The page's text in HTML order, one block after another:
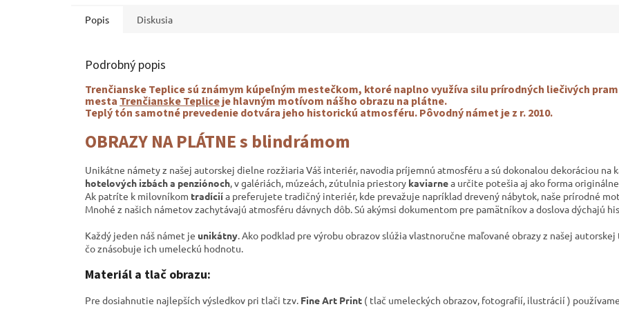
Popis Diskusia
Podrobný popis
Trenčianske Teplice sú známym kúpeľným mestečkom, ktoré naplno využíva silu prírodných liečivých
mesta Trenčianske Teplicejehlavným motívom nášho obrazu na plátne.
Teplý tón samotné prevedenie dotvára jeho historickú atmosféru. Pôvodný námet jez r. 2010.
OBRAZY NA PLÁTNE s blindrámom
Unikátne námety z našej autorskej dielne rozžiaria Váš interiér, navodia príjemnú atmosféru a sú dokonalou dekoráciou na
hotelových izbách a penziónoch, v galériách, múzeách,zútulnia priestory kaviarnea určite potešia aj ako forma
Ak patríte k milovníkom tradíciía preferujete tradičný interiér, kde prevažuje napríklad drevený nábytok, naše prírodné
Mnohé z našich námetov zachytávajú atmosféru dávnych dôb. Sú akýmsi dokumentom pre pamätníkov adoslova dýchajú
Každý jeden náš námet je unikátny. Ako podklad pre výrobu obrazov slúžia vlastnoručne maľované obrazy z našej
čo znásobuje ich umeleckú hodnotu.
Materiál a tlač obrazu:
Pre dosiahnutie najlepších výsledkov pri tlači tzv. Fine Art Print ( tlač umeleckých obrazov, fotografií, ilustrácií )